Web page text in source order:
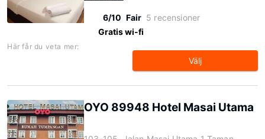
6/10 Fair 5 recensioner
Gratis wi-fi
Här får du veta mer:
Välj
OYO 89948 Hotel Masai Utama